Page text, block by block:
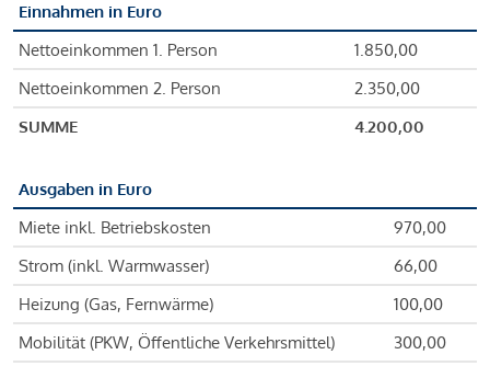
Einnahmen in Euro
Nettoeinkommen 1. Person
1.850,00
Nettoeinkommen 2. Person
2.350,00
SUMME
4.200,00
Ausgaben in Euro
Miete inkl. Betriebskosten
970,00
Strom (inkl. Warmwasser)
66,00
Heizung (Gas, Fernwärme)
100,00
Mobilität (PKW, Öffentliche Verkehrsmittel)
300,00